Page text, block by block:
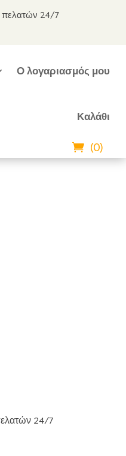
πελατών 24/7
Ο λογαριασμός μου
Καλάθι
(0)
24/7